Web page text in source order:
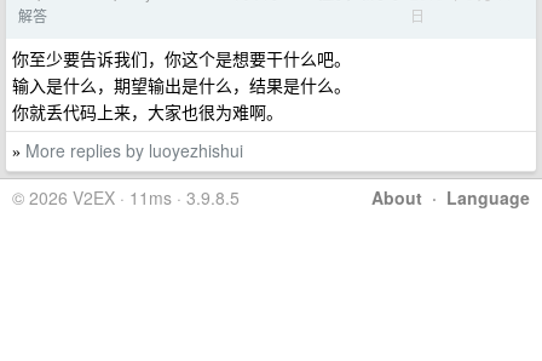
解答
日
你至少要告诉我们，你这个是想要干什么吧。
输入是什么，期望输出是什么，结果是什么。
你就丢代码上来，大家也很为难啊。
» More replies by luoyezhishui
About · Language
© 2026 V2EX · 11ms · 3.9.8.5